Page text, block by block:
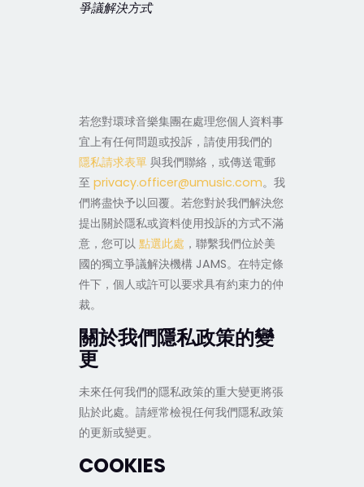
爭議解決方式
若您對環球音樂集團在處理您個人資料事
宜上有任何問題或投訴，請使用我們的
隱私請求表單與我們聯絡，或傳送電郵
至 privacy.officer@umusic.com。我
們將盡快予以回覆。若您對於我們解決您
提出關於隱私或資料使用投訴的方式不滿
意，您可以 點選此處 ，聯繫我們位於美
國的獨立爭議解決機構 JAMS。在特定條
件下，個人或許可以要求具有約束力的仲
裁。
關於我們隱私政策的變
更
未來任何我們的隱私政策的重大變更將張
貼於此處。請經常檢視任何我們隱私政策
的更新或變更。
COOKIES